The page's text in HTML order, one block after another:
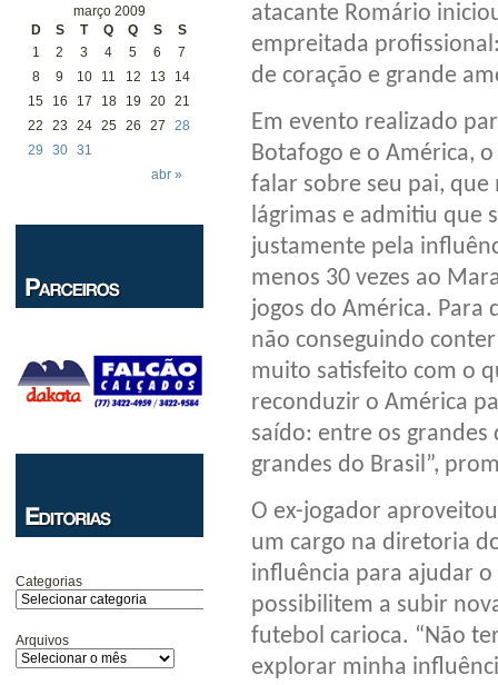
março 2009
D
S T Q Q S S
abr »
1 2 3 4 5 6
7
8
9 10 11 12 13
14
15
16 17 18 19 20 21
22
23 24 25 26 27
28
29
30 31
Categorias
Arquivos
atacante Romário
empreitada
de coração e grande
Em evento realizado
Botafogo e o América,
falar sobre seu pai,
lágrimas e admitiu que
justamente pela
menos 30 vezes ao
jogos do América. Para
não conseguindo
muito satisfeito com o
reconduzir o América
saído: entre os
grandes do Brasil”,
O ex-jogador
um cargo na diretoria
influência para ajudar
possibilitem a subir
futebol carioca. “Não
explorar minha